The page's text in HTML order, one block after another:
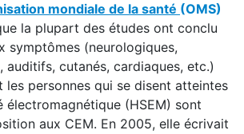
mondiale de la santé (OMS)
la plupart des études ont conclu
symptômes (neurologiques,
auditifs, cutanés, cardiaques, etc.)
les personnes qui se disent atteintes
électromagnétique (HSEM) sont
aux CEM. En 2005, elle écrivait